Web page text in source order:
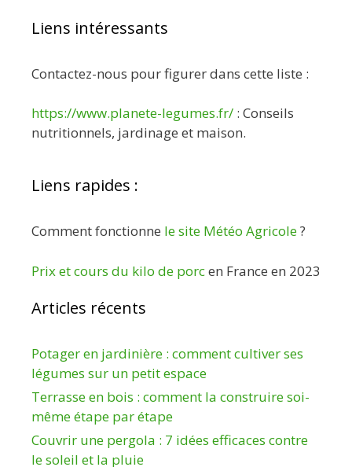
Liens intéressants
Contactez-nous pour figurer dans cette liste :
https://www.planete-legumes.fr/ : Conseils
nutritionnels, jardinage et maison.
Liens rapides :
Comment fonctionne le site Météo Agricole?
Prix et cours du kilo de porcen France en 2023
Articles récents
Potager en jardinière : comment cultiver ses
légumes sur un petit espace
Terrasse en bois : comment la construire soi-
même étape par étape
Couvrir une pergola : 7 idées efficaces contre
le soleil et la pluie